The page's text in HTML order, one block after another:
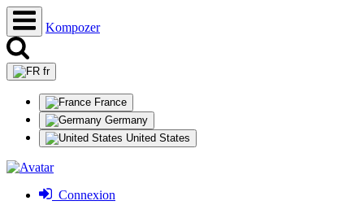
Kompozer
fr
France
Germany
United States
Connexion